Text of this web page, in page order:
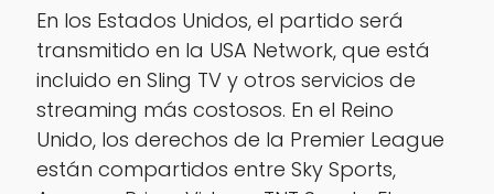
En los Estados Unidos, el partido será
transmitido en la USA Network, que está
incluido en Sling TV y otros servicios de
streaming más costosos. En el Reino
Unido, los derechos de la Premier League
están compartidos entre Sky Sports,